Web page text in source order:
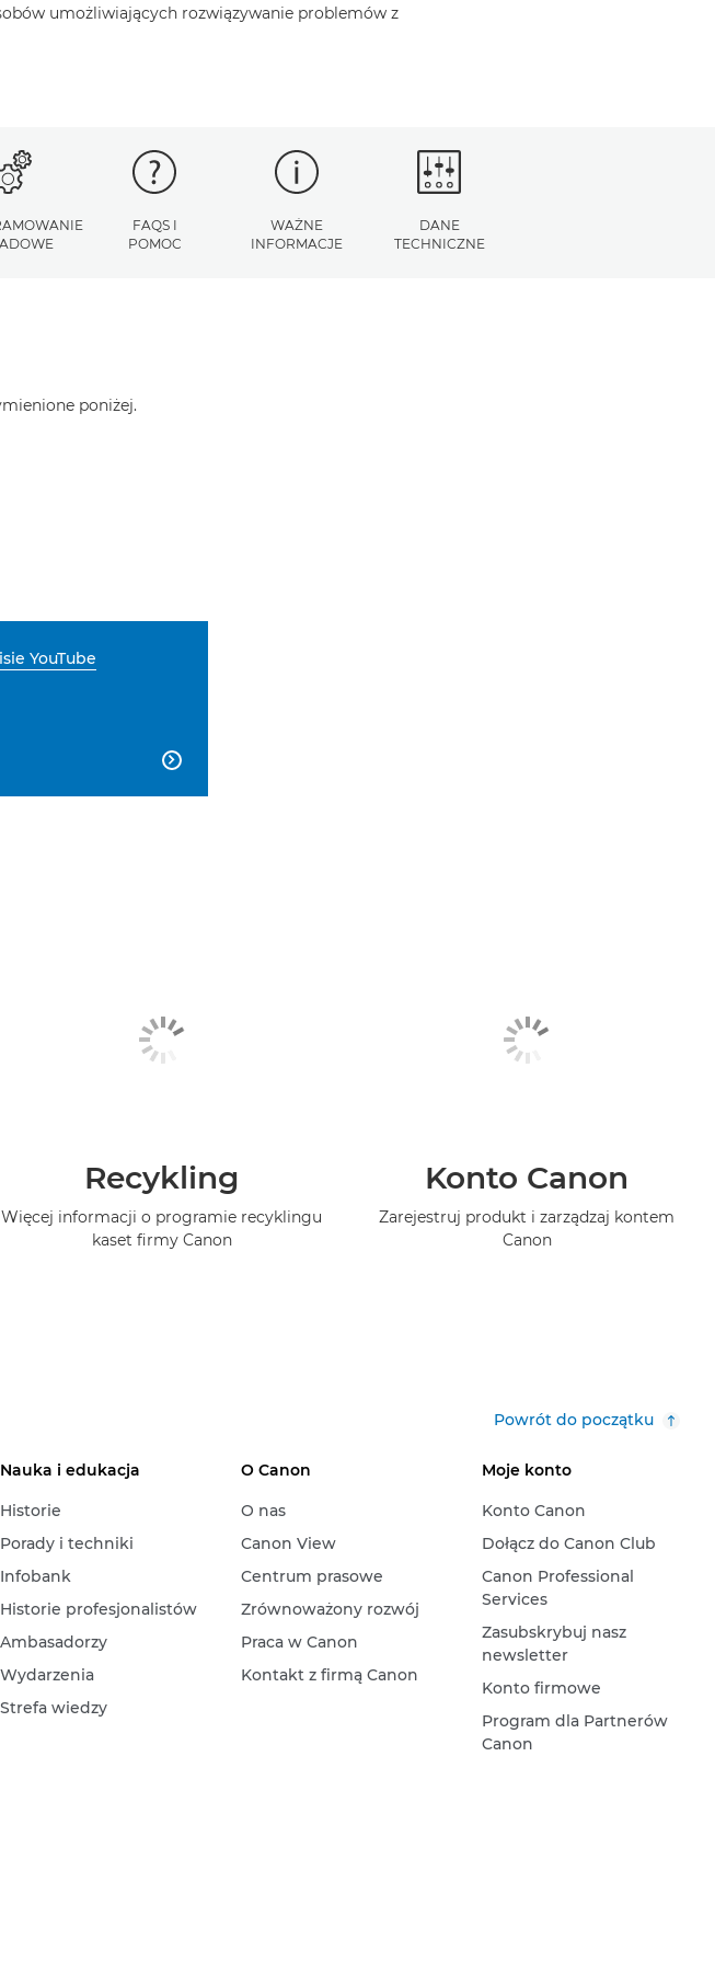
umożliwiających rozwiązywanie problemów z
FAQS I
POMOC
WAŻNE
INFORMACJE
DANE
TECHNICZNE
poniżej.
YouTube

Recykling
Więcej informacji o programie recyklingu
kaset firmy Canon
Konto Canon
Zarejestruj produkt i zarządzaj kontem
Canon
Powrót do początku
Nauka i edukacja
Historie
Porady i techniki
Infobank
Historie profesjonalistów
Ambasadorzy
Wydarzenia
Strefa wiedzy
O Canon
O nas
Canon View
Centrum prasowe
Zrównoważony rozwój
Praca w Canon
Kontakt z firmą Canon
Moje konto
Konto Canon
Dołącz do Canon Club
Canon Professional
Services
Zasubskrybuj nasz
newsletter
Konto firmowe
Program dla Partnerów
Canon